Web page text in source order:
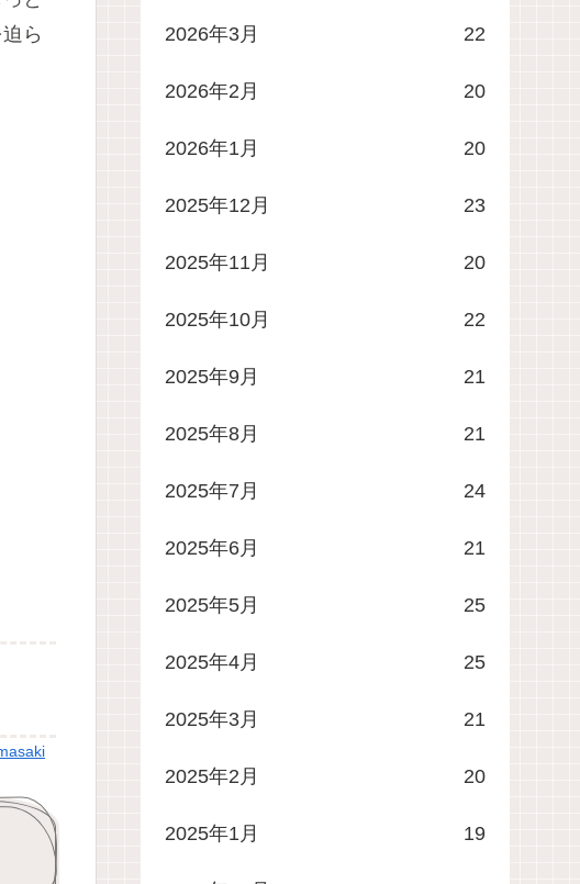
ら
2026年3月 22
2026年2月 20
2026年1月 20
2025年12月 23
2025年11月 20
2025年10月 22
2025年9月 21
2025年8月 21
2025年7月 24
2025年6月 21
2025年5月 25
2025年4月 25
2025年3月 21
2025年2月 20
2025年1月 19